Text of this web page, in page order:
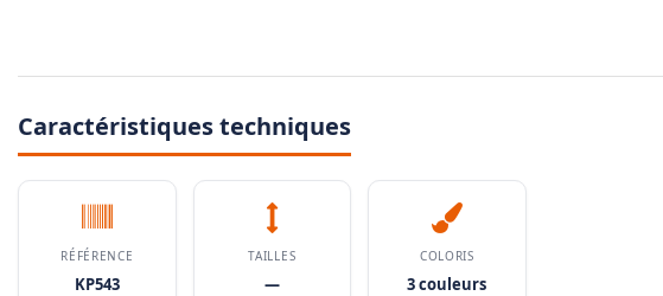
Caractéristiques techniques
RÉFÉRENCE
KP543
TAILLES
—
COLORIS
3 couleurs